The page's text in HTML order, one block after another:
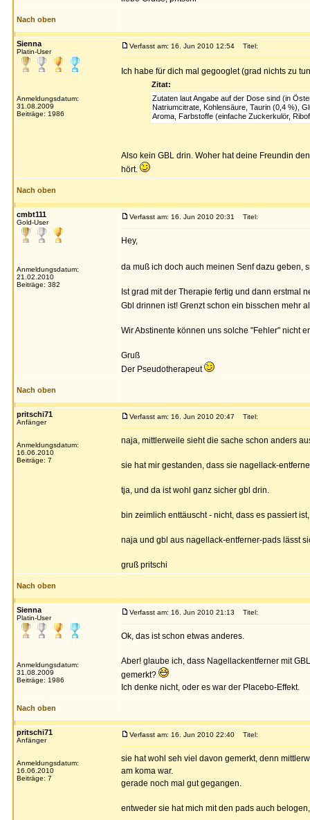
Nach oben
Sienna
Platin-User
Anmeldungsdatum:
31.08.2009
Beiträge: 1986
Verfasst am: 16. Jun 2010 12:54 Titel:
Ich habe für dich mal gegooglet (grad nichts zu
Zitat:
Zutaten laut Angabe auf der Dose sind (in
Natriumcitrate, Kohlensäure, Taurin (0,4 %),
Aroma, Farbstoffe (einfache Zuckerkulör,
Also kein GBL drin. Woher hat deine Freundin
hört.
Nach oben
cmbt111
Gold-User
Anmeldungsdatum:
21.02.2010
Beiträge: 382
Verfasst am: 16. Jun 2010 20:31 Titel:
Hey,
da muß ich doch auch meinen Senf dazu geben,
Ist grad mit der Therapie fertig und dann erstmal
Gbl drinnen ist! Grenzt schon ein bisschen mehr
Wir Abstinente können uns solche "Fehler" nicht
Gruß
Der Pseudotherapeut
Nach oben
pritschi71
Anfänger
Anmeldungsdatum:
16.06.2010
Beiträge: 7
Verfasst am: 16. Jun 2010 20:47 Titel:
naja, mittlerweile sieht die sache schon anders
sie hat mir gestanden, dass sie nagellack-
tja, und da ist wohl ganz sicher gbl drin.
bin zeimlich enttäuscht - nicht, dass es passiert
naja und gbl aus nagellack-entferner-pads lässt
gruß pritschi
Nach oben
Sienna
Platin-User
Anmeldungsdatum:
31.08.2009
Beiträge: 1986
Verfasst am: 16. Jun 2010 21:13 Titel:
Ok, das ist schon etwas anderes.
Aber! glaube ich, dass Nagellackentferner mit
gemerkt?
Ich denke nicht, oder es war der Placebo-Effekt.
Nach oben
pritschi71
Anfänger
Anmeldungsdatum:
16.06.2010
Beiträge: 7
Verfasst am: 16. Jun 2010 22:40 Titel:
sie hat wohl seh viel davon gemerkt, denn
am koma war.
gerade noch mal gut gegangen.
entweder sie hat mich mit den pads auch